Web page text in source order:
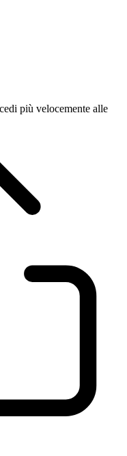
più velocemente alle